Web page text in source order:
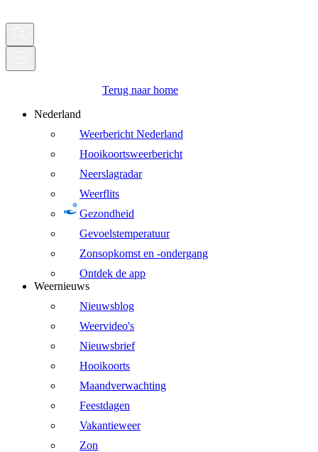
Terug naar home
Nederland
Weerbericht Nederland
Hooikoortsweerbericht
Neerslagradar
Weerflits
Gezondheid
Gevoelstemperatuur
Zonsopkomst en -ondergang
Ontdek de app
Weernieuws
Nieuwsblog
Weervideo's
Nieuwsbrief
Hooikoorts
Maandverwachting
Feestdagen
Vakantieweer
Zon